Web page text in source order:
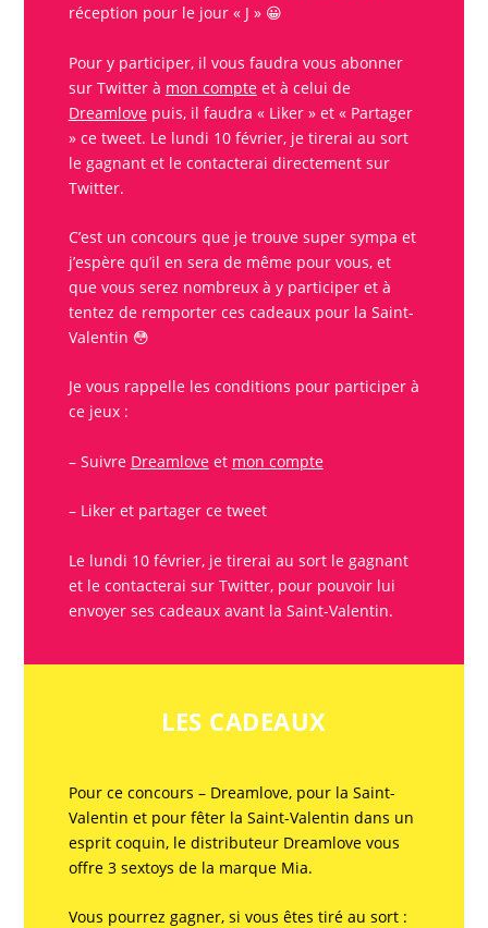
réception pour le jour « J » 😀
Pour y participer, il vous faudra vous abonner
sur Twitter à mon compteet à celui de
Dreamlovepuis, il faudra « Liker » et « Partager
» ce tweet. Le lundi 10 février, je tirerai au sort
le gagnantet le contacterai directement sur
Twitter.
C’est un concours que je trouve super sympa et
j’espère qu’il en sera de même pour vous, et
que vous serez nombreux à y participer et à
tentez de remporter ces cadeauxpour la Saint-
Valentin 😳
Je vous rappelle les conditions pour participer à
ce jeux:
– Suivre Dreamloveet mon compte
– Liker et partager ce tweet
Le lundi 10 février, je tirerai au sort le gagnant
et le contacterai sur Twitter, pour pouvoir lui
envoyer ses cadeauxavant la Saint-Valentin.
LES CADEAUX
Pour ce concours – Dreamlove, pour la Saint-
Valentin et pour fêter la Saint-Valentin dans un
esprit coquin, le distributeur Dreamlovevous
offre 3 sextoys de la marque Mia.
Vous pourrez gagner, si vous êtes tiré au sort :